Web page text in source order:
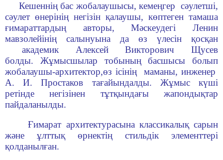
Кешеннiң бас жобалаушысы, кемеңгер сәулетшi,
сәулет өнерінің негiзiн қалаушы, көптеген тамаша
ғимараттардың авторы, Мәскеудегі Ленин
мавзолейiнің салынуына да өз үлесiн қосқан
академик Алексей Викторович Щусев
болды. Жұмысшылар тобының басшысы болып
жобалаушы-архитектор,өз ісінің маманы, инженер
А. И. Простаков тағайындалды. Жұмыс күшi
ретiнде негiзiнен тұтқындағы жапондықтар
пайдаланылды.
Ғимарат архитектурасына классикалық сарын
және ұлттық өрнектiң стильдiк элементтерi
қолданылған.